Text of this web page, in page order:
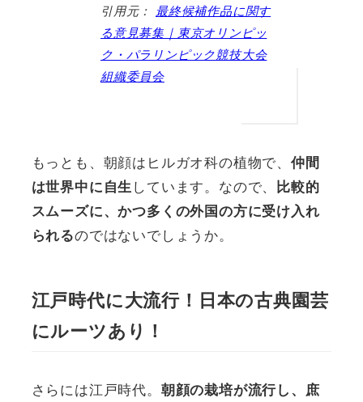
引用元： 最終候補作品に関す
る意見募集｜東京オリンピッ
ク・パラリンピック競技大会
組織委員会
もっとも、朝顔はヒルガオ科の植物で、 仲間
は世界中に自生しています。なので、 比較的
スムーズに、かつ多くの外国の方に受け入れ
られるのではないでしょうか。
江戸時代に大流行！日本の古典園芸
にルーツあり！
さらには江戸時代。 朝顔の栽培が流行し、庶